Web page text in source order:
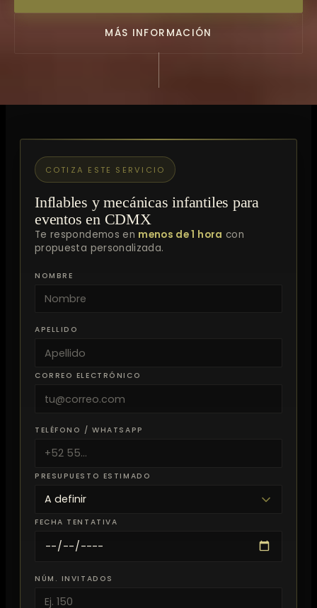
MÁS INFORMACIÓN
COTIZA ESTE SERVICIO
Inflables y mecánicas infantiles para
eventos en CDMX
Te respondemos en menos de 1 hora con
propuesta personalizada.
NOMBRE
APELLIDO
CORREO ELECTRÓNICO
TELÉFONO / WHATSAPP
PRESUPUESTO ESTIMADO
FECHA TENTATIVA
NÚM. INVITADOS